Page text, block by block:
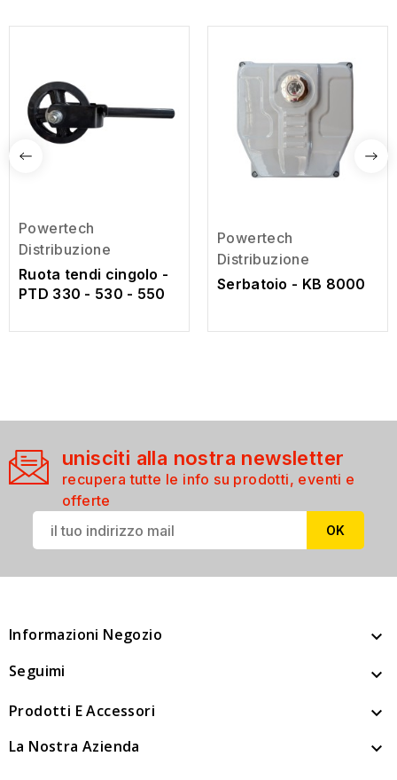
Powertech
Distribuzione
Ruota tendi cingolo -
PTD 330 - 530 - 550
Powertech
Distribuzione
Serbatoio - KB 8000
unisciti alla nostra newsletter
recupera tutte le info su prodotti, eventi e
offerte
Informazioni Negozio 
Seguimi 
Prodotti E Accessori 
La Nostra Azienda 